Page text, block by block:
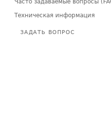
Часто задаваемые вопросы
Техническая информация
ЗАДАТЬ ВОПРОС